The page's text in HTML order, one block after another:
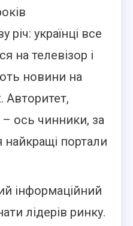
українці все
на телевізор і
новини на
Авторитет,
ось чинники, за
портали
інформаційний
лідерів ринку.